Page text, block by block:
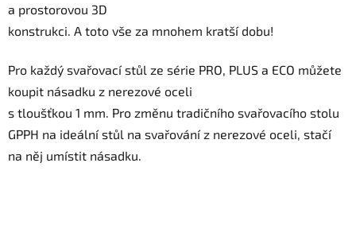
a prostorovou 3D
konstrukci. A toto vše za mnohem kratší dobu!
Pro každý svařovací stůl ze série PRO, PLUS a ECO můžete
koupit násadku z nerezové oceli
s tloušťkou 1 mm. Pro změnu tradičního svařovacího stolu
GPPH na ideální stůl na svařování z nerezové oceli, stačí
na něj umístit násadku.